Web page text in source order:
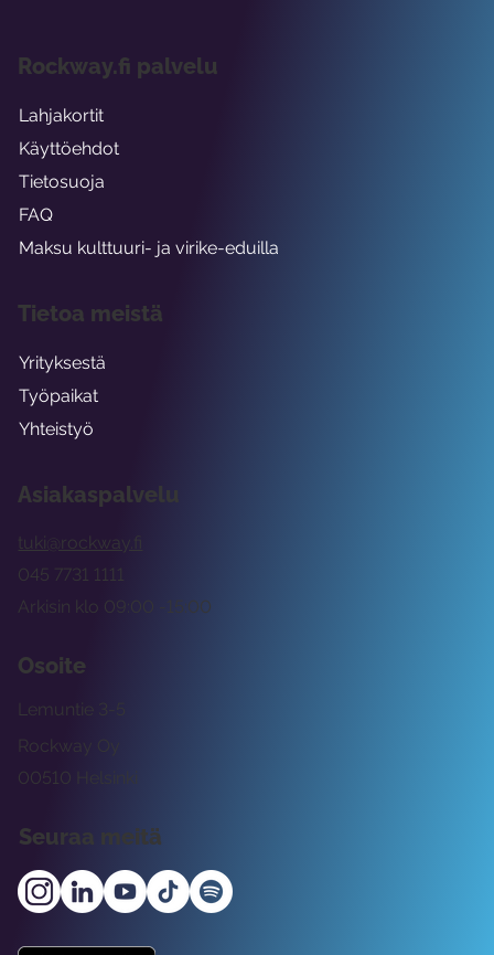
Asiakaspalvelu
tuki@rockway.fi
Arkisin klo 09:00 -15:00
045 7731 1111
Osoite
Rockway Oy
Lemuntie 3-5
00510 Helsinki
Seuraa meitä
Rockway.fi palvelu
Lahjakortit
Käyttöehdot
Tietosuoja
FAQ
Maksu kulttuuri- ja virike-eduilla
Tietoa meistä
Yrityksestä
Työpaikat
Yhteistyö